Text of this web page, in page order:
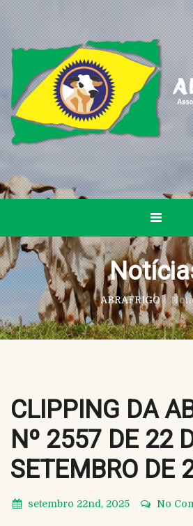
ABRAFRIGO /
CLIPPING DA
Nº 2557 DE 22
SETEMBRO DE
setembro 22nd, 2025 No